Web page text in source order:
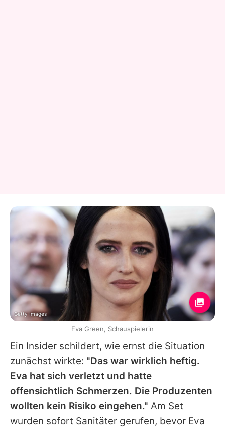
Ein Insider schildert, wie ernst die Situation
zunächst wirkte: "Das war wirklich heftig.
Eva hat sich verletzt und hatte
offensichtlich Schmerzen. Die Produzenten
wollten kein Risiko eingehen." Am Set
wurden sofort Sanitäter gerufen, bevor Eva
Getty Images
Eva Green, Schauspielerin